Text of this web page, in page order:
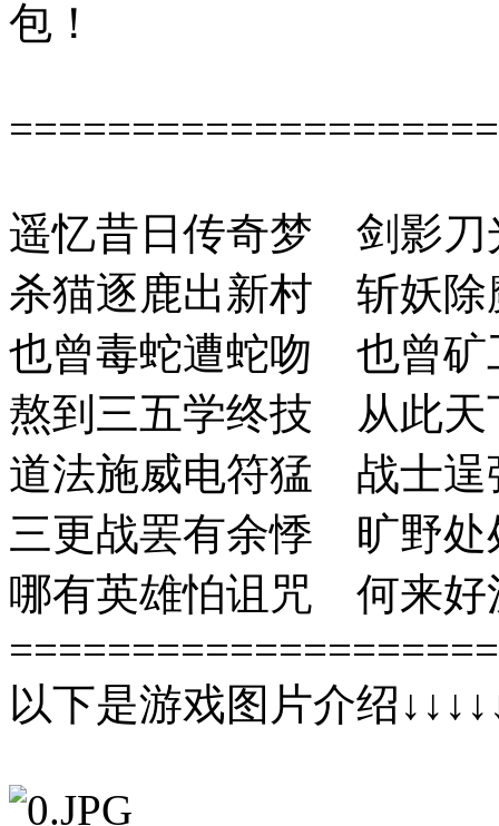
包！
遥忆昔日传奇梦 剑影
杀猫逐鹿出新村 斩妖
也曾毒蛇遭蛇吻 也曾
熬到三五学终技 从此
道法施威电符猛 战士
三更战罢有余悸 旷野
哪有英雄怕诅咒 何来
以下是游戏图片介绍